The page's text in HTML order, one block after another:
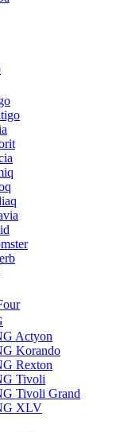
Actyon
Korando
Rexton
Tivoli
Tivoli Grand
XLV